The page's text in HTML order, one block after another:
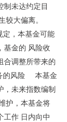
制未达约定目
较大偏离。
，本基金可能
基金的 风险收
合调整所带来的
的风险 本基金
，未来指数编制
护，本基金将
工作 日内向中